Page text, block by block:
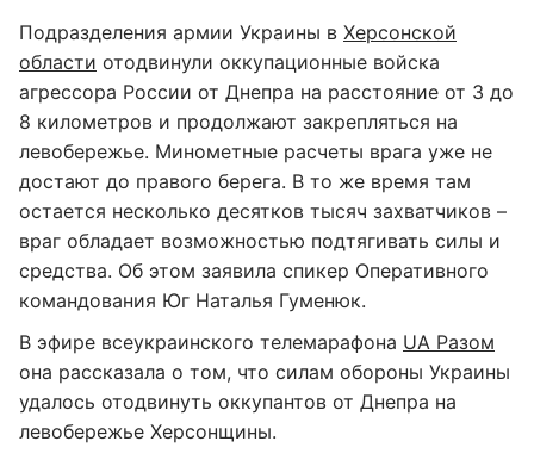
Подразделения армии Украины в Херсонской
области отодвинули оккупационные войска
агрессора России от Днепра на расстояние от 3 до
8 километров и продолжают закрепляться на
левобережье. Минометные расчеты врага уже не
достают до правого берега. В то же время там
остается несколько десятков тысяч захватчиков –
враг обладает возможностью подтягивать силы и
средства. Об этом заявила спикер Оперативного
командования Юг Наталья Гуменюк.
В эфире всеукраинского телемарафона UA Разом
она рассказала о том, что силам обороны Украины
удалось отодвинуть оккупантов от Днепра на
левобережье Херсонщины.